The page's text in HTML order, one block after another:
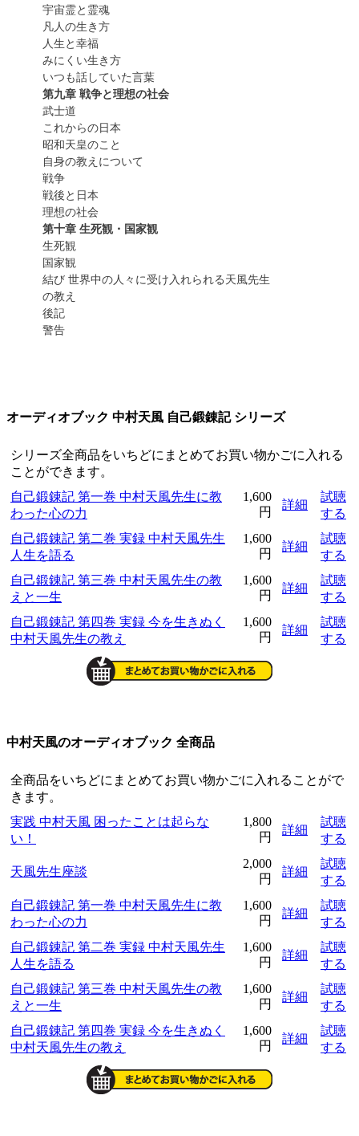
宇宙霊と霊魂
凡人の生き方
人生と幸福
みにくい生き方
いつも話していた言葉
第九章 戦争と理想の社会
武士道
これからの日本
昭和天皇のこと
自身の教えについて
戦争
戦後と日本
理想の社会
第十章 生死観・国家観
生死観
国家観
結び 世界中の人々に受け入れられる天風先生
の教え
後記
警告
オーディオブック 中村天風 自己鍛錬記 シリーズ
シリーズ全商品をいちどにまとめてお買い物かごに入れる
ことができます。
自己鍛錬記 第一巻 中村天風先生に教
わった心の力
1,600
円
詳細
試聴
する
自己鍛錬記 第二巻 実録 中村天風先生
人生を語る
1,600
円
詳細
試聴
する
自己鍛錬記 第三巻 中村天風先生の教
えと一生
1,600
円
詳細
試聴
する
自己鍛錬記 第四巻 実録 今を生きぬく
中村天風先生の教え
1,600
円
詳細
試聴
する
中村天風のオーディオブック 全商品
全商品をいちどにまとめてお買い物かごに入れることがで
きます。
実践 中村天風 困ったことは起らな
い！
1,800
円
詳細
試聴
する
天風先生座談
2,000
円
詳細
試聴
する
自己鍛錬記 第一巻 中村天風先生に教
わった心の力
1,600
円
詳細
試聴
する
自己鍛錬記 第二巻 実録 中村天風先生
人生を語る
1,600
円
詳細
試聴
する
自己鍛錬記 第三巻 中村天風先生の教
えと一生
1,600
円
詳細
試聴
する
自己鍛錬記 第四巻 実録 今を生きぬく
中村天風先生の教え
1,600
円
詳細
試聴
する